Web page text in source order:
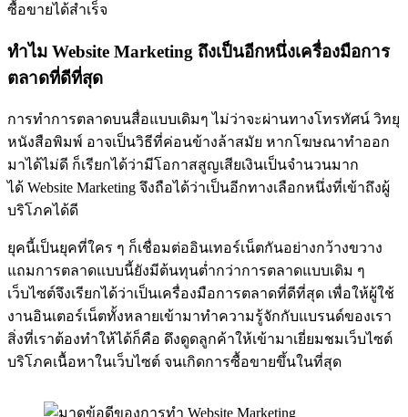
ซื้อขายได้สำเร็จ
ทำไม Website Marketing ถึงเป็นอีกหนึ่งเครื่องมือการ
ตลาดที่ดีที่สุด
การทำการตลาดบนสื่อแบบเดิมๆ ไม่ว่าจะผ่านทางโทรทัศน์ วิทยุ
หนังสือพิมพ์ อาจเป็นวิธีที่ค่อนข้างล้าสมัย หากโฆษณาทำออก
มาได้ไม่ดี ก็เรียกได้ว่ามีโอกาสสูญเสียเงินเป็นจำนวนมาก
ได้ Website Marketing จึงถือได้ว่าเป็นอีกทางเลือกหนึ่งที่เข้าถึงผู้
บริโภคได้ดี
ยุคนี้เป็นยุคที่ใคร ๆ ก็เชื่อมต่ออินเทอร์เน็ตกันอย่างกว้างขวาง
แถมการตลาดแบบนี้ยังมีต้นทุนต่ำกว่าการตลาดแบบเดิม ๆ
เว็บไซต์จึงเรียกได้ว่าเป็นเครื่องมือการตลาดที่ดีที่สุด เพื่อให้ผู้ใช้
งานอินเตอร์เน็ตทั้งหลายเข้ามาทำความรู้จักกับแบรนด์ของเรา
สิ่งที่เราต้องทำให้ได้ก็คือ ดึงดูดลูกค้าให้เข้ามาเยี่ยมชมเว็บไซต์
บริโภคเนื้อหาในเว็บไซต์ จนเกิดการซื้อขายขึ้นในที่สุด